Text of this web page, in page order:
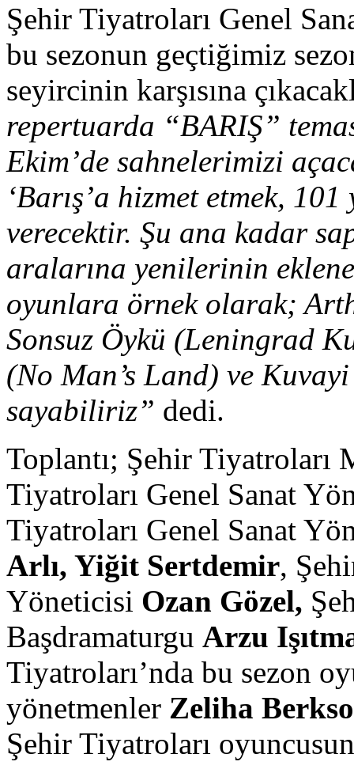
Şehir Tiyatroları Genel
bu sezonun geçtiğimiz
seyircinin karşısına
repertuarda “BARIŞ”
Ekim’de sahnelerimizi
‘Barış’a hizmet etmek,
verecektir. Şu ana kadar
aralarına yenilerinin
oyunlara örnek olarak;
Sonsuz Öykü (Leningrad
(No Man’s Land) ve
sayabiliriz” dedi.
Toplantı; Şehir Tiyatroları
Tiyatroları Genel Sanat
Tiyatroları Genel Sanat
Arlı, Yiğit Sertdemir,
Yöneticisi Ozan Gözel,
Başdramaturgu Arzu
Tiyatroları’nda bu sezon
yönetmenler Zeliha
Şehir Tiyatroları